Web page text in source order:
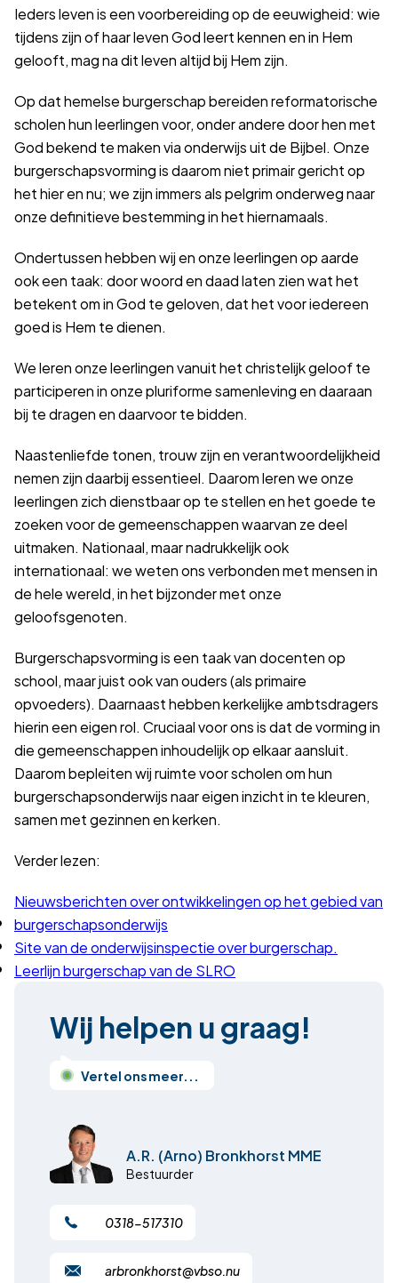
Ieders leven is een voorbereiding op de eeuwigheid: wie
tijdens zijn of haar leven God leert kennen en in Hem
gelooft, mag na dit leven altijd bij Hem zijn.
Op dat hemelse burgerschap bereiden reformatorische
scholen hun leerlingen voor, onder andere door hen met
God bekend te maken via onderwijs uit de Bijbel. Onze
burgerschapsvorming is daarom niet primair gericht op
het hier en nu; we zijn immers als pelgrim onderweg naar
onze definitieve bestemming in het hiernamaals.
Ondertussen hebben wij en onze leerlingen op aarde
ook een taak: door woord en daad laten zien wat het
betekent om in God te geloven, dat het voor iedereen
goed is Hem te dienen.
We leren onze leerlingen vanuit het christelijk geloof te
participeren in onze pluriforme samenleving en daaraan
bij te dragen en daarvoor te bidden.
Naastenliefde tonen, trouw zijn en verantwoordelijkheid
nemen zijn daarbij essentieel. Daarom leren we onze
leerlingen zich dienstbaar op te stellen en het goede te
zoeken voor de gemeenschappen waarvan ze deel
uitmaken. Nationaal, maar nadrukkelijk ook
internationaal: we weten ons verbonden met mensen in
de hele wereld, in het bijzonder met onze
geloofsgenoten.
Burgerschapsvorming is een taak van docenten op
school, maar juist ook van ouders (als primaire
opvoeders). Daarnaast hebben kerkelijke ambtsdragers
hierin een eigen rol. Cruciaal voor ons is dat de vorming in
die gemeenschappen inhoudelijk op elkaar aansluit.
Daarom bepleiten wij ruimte voor scholen om hun
burgerschapsonderwijs naar eigen inzicht in te kleuren,
samen met gezinnen en kerken.
Verder lezen:
Nieuwsberichten over ontwikkelingen op het gebied van
burgerschapsonderwijs
Site van de onderwijsinspectie over burgerschap.
Leerlijn burgerschap van de SLRO
Wij helpen u graag!
Vertel ons meer...
A.R. (Arno) Bronkhorst MME
Bestuurder
0318-517310
arbronkhorst@vbso.nu